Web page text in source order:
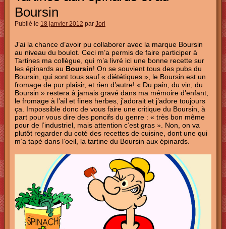
Boursin
Publié le 18 janvier 2012 par Jori
J’ai la chance d’avoir pu collaborer avec la marque Boursin
au niveau du boulot. Ceci m’a permis de faire participer à
Tartines ma collègue, qui m’a livré ici une bonne recette sur
les épinards au Boursin! On se souvient tous des pubs du
Boursin, qui sont tous sauf « diététiques », le Boursin est un
fromage de pur plaisir, et rien d’autre! « Du pain, du vin, du
Boursin » restera à jamais gravé dans ma mémoire d’enfant,
le fromage à l’ail et fines herbes, j’adorait et j’adore toujours
ça. Impossible donc de vous faire une critique du Boursin, à
part pour vous dire des poncifs du genre : « très bon même
pour de l’industriel, mais attention c’est gras ». Non, on va
plutôt regarder du coté des recettes de cuisine, dont une qui
m’a tapé dans l’oeil, la tartine du Boursin aux épinards.